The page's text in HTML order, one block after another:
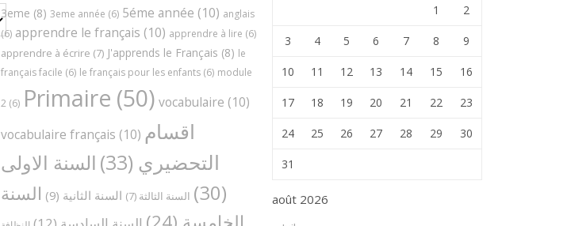
3eme (8) 3eme année (6) 5éme année (10) anglais
(6) apprendre le français (10) apprendre à lire (6)
apprendre à écrire (7) J'apprends le Français (8) le
français facile (6) le français pour les enfants (6) module
2 (6) Primaire (50) vocabulaire (10)
vocabulaire français (10) اقسام
التحضيري (33)
السنة الاولى
(30)
السنة الثالثة (7) السنة الثانية (9)
السنة
août 2026
1 2
3 4 5 6 7 8 9
10 11 12 13 14 15 16
17 18 19 20 21 22 23
24 25 26 27 28 29 30
31